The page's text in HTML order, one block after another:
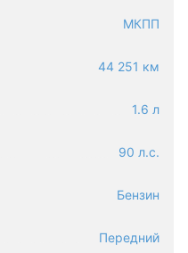
МКПП
44 251 км
1.6 л
90 л.с.
Бензин
Передний